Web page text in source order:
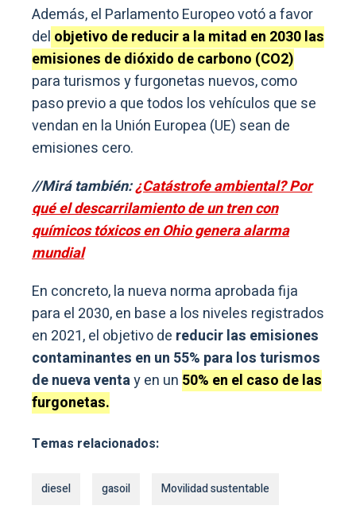
Además, el Parlamento Europeo votó a favor
del objetivo de reducir a la mitad en 2030 las
emisiones de dióxido de carbono (CO2)
para turismos y furgonetas nuevos, como
paso previo a que todos los vehículos que se
vendan en la Unión Europea (UE) sean de
emisiones cero.
//Mirá también:¿Catástrofe ambiental? Por
qué el descarrilamiento de un tren con
químicos tóxicos en Ohio genera alarma
mundial
En concreto, la nueva norma aprobada fija
para el 2030, en base a los niveles registrados
en 2021, el objetivo de reducir las emisiones
contaminantes en un 55% para los turismos
de nueva ventay en un 50% en el caso de las
furgonetas.
Temas relacionados:
diesel gasoil Movilidad sustentable